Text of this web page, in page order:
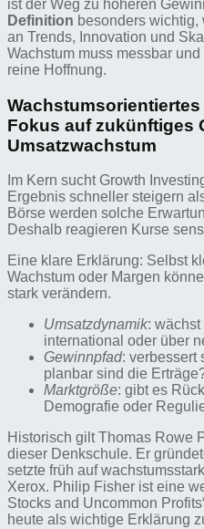
ist der Weg zu höheren
Definition besonders
an Trends, Innovation und
Wachstum muss messbar
reine Hoffnung.
Fokus auf zukünftiges
Umsatzwachstum
Im Kern sucht Growth
Ergebnis schneller steigern
Börse werden solche
Deshalb reagieren Kurse
Eine klare Erklärung: Selbst
Wachstum oder Margen
stark verändern.
Umsatzdynamik: wächst
international oder über
Gewinnpfad: verbessert
planbar sind die
Marktgröße: gibt es
Demografie oder
Historisch gilt Thomas Rowe
dieser Denkschule. Er
setzte früh auf
Xerox. Philip Fisher ist eine
Stocks and Uncommon
heute als wichtige Erklärung